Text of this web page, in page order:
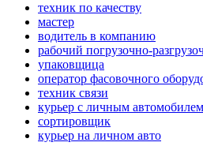
техник по качеству
мастер
водитель в компанию
рабочий погрузочно-
упаковщица
оператор фасовочного
техник связи
курьер с личным автомобилем
сортировщик
курьер на личном авто